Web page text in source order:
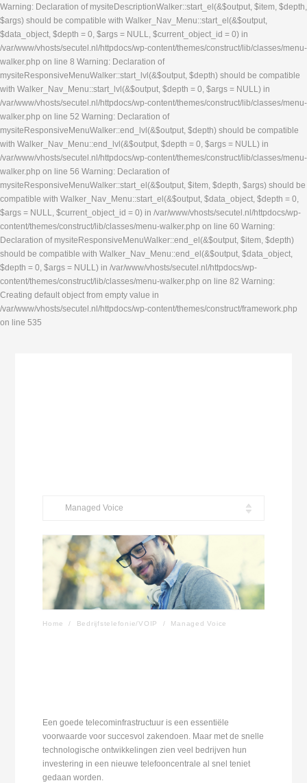
Warning: Declaration of mysiteDescriptionWalker::start_el(&$output, $item, $depth,
$args) should be compatible with Walker_Nav_Menu::start_el(&$output,
$data_object, $depth = 0, $args = NULL, $current_object_id = 0) in
/var/www/vhosts/secutel.nl/httpdocs/wp-content/themes/construct/lib/classes/menu-
walker.php on line 8 Warning: Declaration of
mysiteResponsiveMenuWalker::start_lvl(&$output, $depth) should be compatible
with Walker_Nav_Menu::start_lvl(&$output, $depth = 0, $args = NULL) in
/var/www/vhosts/secutel.nl/httpdocs/wp-content/themes/construct/lib/classes/menu-
walker.php on line 52 Warning: Declaration of
mysiteResponsiveMenuWalker::end_lvl(&$output, $depth) should be compatible
with Walker_Nav_Menu::end_lvl(&$output, $depth = 0, $args = NULL) in
/var/www/vhosts/secutel.nl/httpdocs/wp-content/themes/construct/lib/classes/menu-
walker.php on line 56 Warning: Declaration of
mysiteResponsiveMenuWalker::start_el(&$output, $item, $depth, $args) should be
compatible with Walker_Nav_Menu::start_el(&$output, $data_object, $depth = 0,
$args = NULL, $current_object_id = 0) in /var/www/vhosts/secutel.nl/httpdocs/wp-
content/themes/construct/lib/classes/menu-walker.php on line 60 Warning:
Declaration of mysiteResponsiveMenuWalker::end_el(&$output, $item, $depth)
should be compatible with Walker_Nav_Menu::end_el(&$output, $data_object,
$depth = 0, $args = NULL) in /var/www/vhosts/secutel.nl/httpdocs/wp-
content/themes/construct/lib/classes/menu-walker.php on line 82 Warning:
Creating default object from empty value in
/var/www/vhosts/secutel.nl/httpdocs/wp-content/themes/construct/framework.php
on line 535
Managed Voice
Home / Bedrijfstelefonie/VOIP / Managed Voice
Een goede telecominfrastructuur is een essentiële
voorwaarde voor succesvol zakendoen. Maar met de snelle
technologische ontwikkelingen zien veel bedrijven hun
investering in een nieuwe telefooncentrale al snel teniet
gedaan worden.